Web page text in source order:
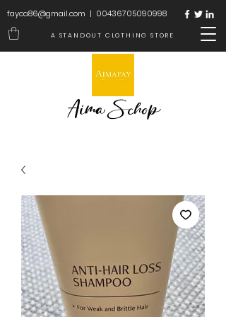
fayca86@gmail.com | 00436705090998
A STANDOUT CLOTHING STORE
Aima Schop